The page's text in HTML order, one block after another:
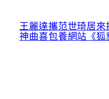
王麗達攜范世琦居來
神曲喜包養網站《狐